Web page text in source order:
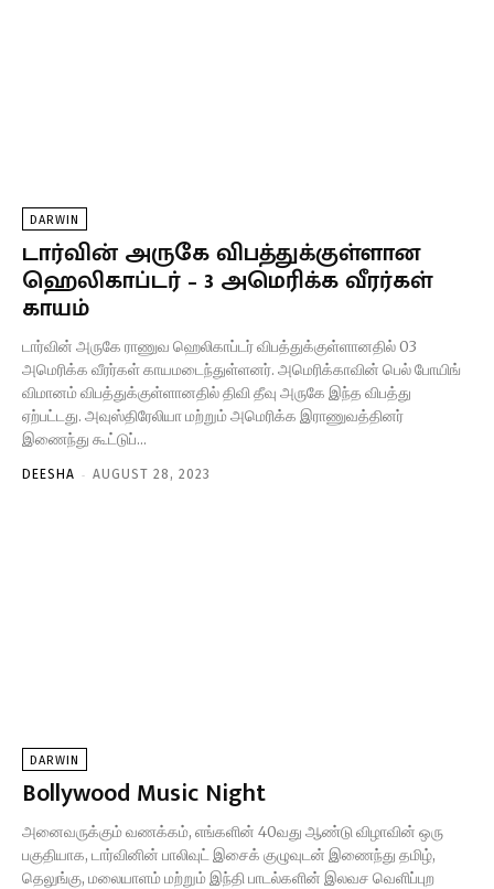
DARWIN
டார்வின் அருகே விபத்துக்குள்ளான
ஹெலிகாப்டர் – 3 அமெரிக்க வீரர்கள்
காயம்
டார்வின் அருகே ராணுவ ஹெலிகாப்டர் விபத்துக்குள்ளானதில் 03
அமெரிக்க வீரர்கள் காயமடைந்துள்ளனர். அமெரிக்காவின் பெல் போயிங்
விமானம் விபத்துக்குள்ளானதில் திவி தீவு அருகே இந்த விபத்து
ஏற்பட்டது. அவுஸ்திரேலியா மற்றும் அமெரிக்க இராணுவத்தினர்
இணைந்து கூட்டுப்...
DEESHA - AUGUST 28, 2023
DARWIN
Bollywood Music Night
அனைவருக்கும் வணக்கம், எங்களின் 40வது ஆண்டு விழாவின் ஒரு
பகுதியாக, டார்வினின் பாலிவுட் இசைக் குழுவுடன் இணைந்து தமிழ்,
தெலுங்கு, மலையாளம் மற்றும் இந்தி பாடல்களின் இலவச வெளிப்புற